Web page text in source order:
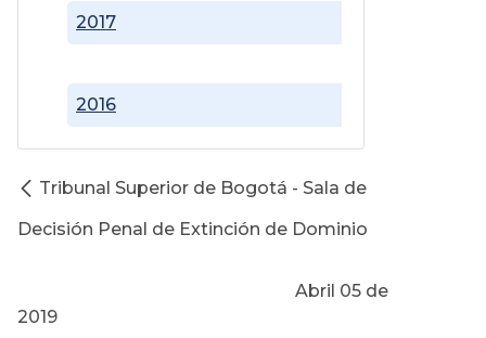
2016
2017
Tribunal Superior de Bogotá - Sala de
Decisión Penal de Extinción de Dominio
Abril 05 de
2019